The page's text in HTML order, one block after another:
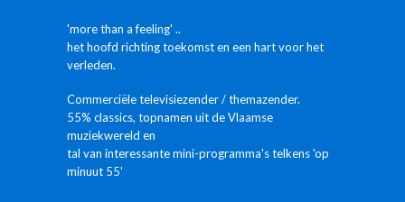
'more than a feeling' ..
het hoofd richting toekomst en een hart voor het
verleden.
Commerciële televisiezender / themazender.
55% classics, topnamen uit de Vlaamse
muziekwereld en
tal van interessante mini-programma's telkens 'op
minuut 55'